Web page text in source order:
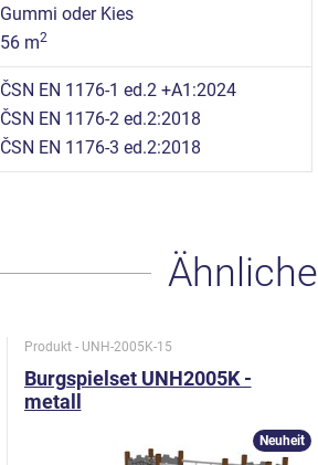
Gummi oder Kies
56 m2
ČSN EN 1176-1 ed.2 +A1:2024
ČSN EN 1176-2 ed.2:2018
ČSN EN 1176-3 ed.2:2018
Ähnliche
Produkt - UNH-2005K-15
Burgspielset UNH2005K -
metall
Neuheit